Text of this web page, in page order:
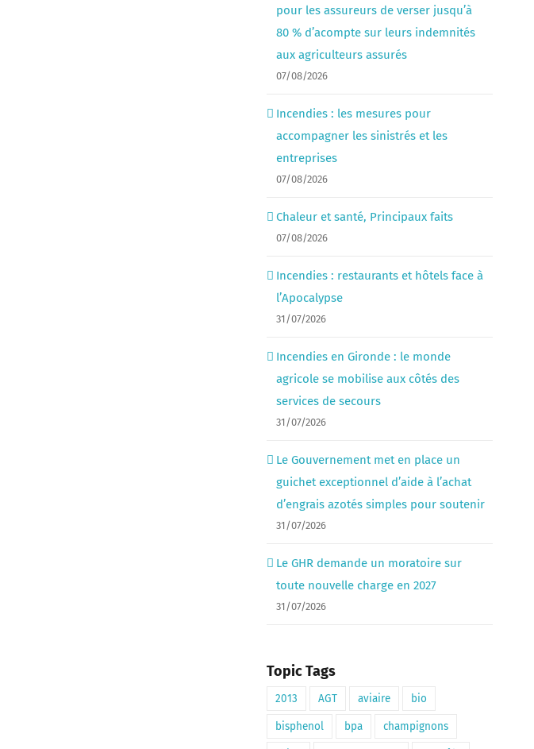
pour les assureurs de verser jusqu’à
80 % d’acompte sur leurs indemnités
aux agriculteurs assurés
07/08/2026
Incendies : les mesures pour
accompagner les sinistrés et les
entreprises
07/08/2026
Chaleur et santé, Principaux faits
07/08/2026
Incendies : restaurants et hôtels face à
l’Apocalypse
31/07/2026
Incendies en Gironde : le monde
agricole se mobilise aux côtés des
services de secours
31/07/2026
Le Gouvernement met en place un
guichet exceptionnel d’aide à l’achat
d’engrais azotés simples pour soutenir
31/07/2026
Le GHR demande un moratoire sur
toute nouvelle charge en 2027
31/07/2026
Topic Tags
2013 AGT aviaire bio
bisphenol bpa champignons